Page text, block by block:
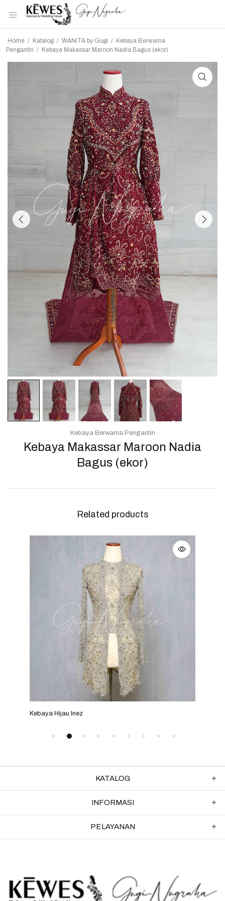
Home / Katalog / WANITA by Gugi / Kebaya Berwarna
Pengantin / Kebaya Makassar Maroon Nadia Bagus (ekor)
Kebaya Makassar Maroon Nadia
Bagus (ekor)
Kebaya Berwarna Pengantin
Related products
Kebaya Hijau Inez
KATALOG
INFORMASI
PELAYANAN